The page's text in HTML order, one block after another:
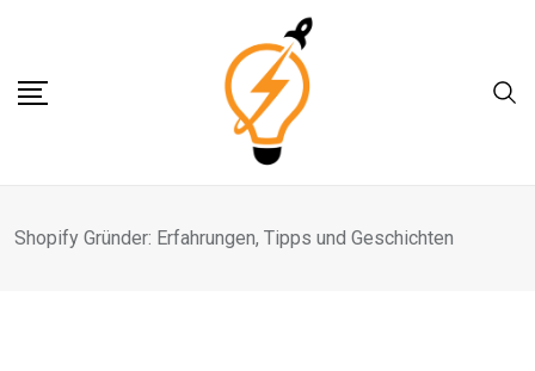
content
Shopify Gründer: Erfahrungen, Tipps und Geschichten